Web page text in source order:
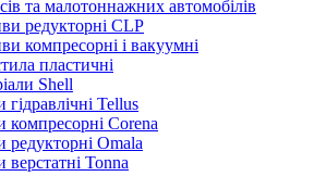
та малотоннажних автомобілів
редукторні CLP
компресорні і вакуумні
пластичні
Shell
гідравлічні Tellus
компресорні Corena
редукторні Omala
верстатні Tonna